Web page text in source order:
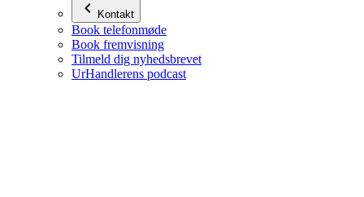
Kontakt
Book telefonmøde
Book fremvisning
Tilmeld dig nyhedsbrevet
UrHandlerens podcast